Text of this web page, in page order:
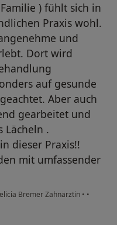
) fühlt sich in
Praxis wohl.
und
Dort wird
auf gesunde
Aber auch
gearbeitet und
Lächeln .
dieser Praxis!!
mit umfassender
Bremer Zahnärztin • •